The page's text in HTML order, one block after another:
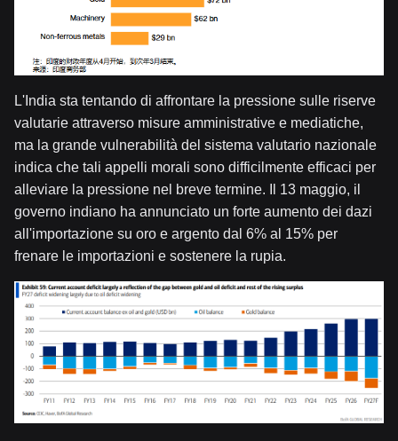
L'India sta tentando di affrontare la pressione sulle riserve
valutarie attraverso misure amministrative e mediatiche,
ma la grande vulnerabilità del sistema valutario nazionale
indica che tali appelli morali sono difficilmente efficaci per
alleviare la pressione nel breve termine. Il 13 maggio, il
governo indiano ha annunciato un forte aumento dei dazi
all'importazione su oro e argento dal 6% al 15% per
frenare le importazioni e sostenere la rupia.